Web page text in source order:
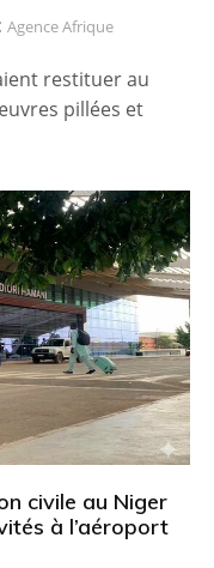
Agence Afrique
restituer au
pillées et
civile au Niger
à l’aéroport